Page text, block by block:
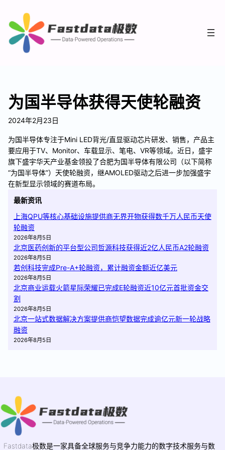
为国半导体获得天使轮融资
2024年2月23日
为国半导体专注于Mini LED背光/直显驱动芯片研发、销售，产品主
要应用于TV、Monitor、车载显示、笔电、VR等领域。近日，盛宇
旗下盛宇华天产业基金领投了合肥为国半导体有限公司（以下简称
“为国半导体”）天使轮融资，继AMOLED驱动之后进一步加强盛宇
在新型显示领域的赛道布局。
最新资讯
上海QPU等核心基础设施提供商无界开物获得数千万人民币天使
轮融资
2026年8月5日
北京医药创新的平台型公司哲源科技获得近2亿人民币A2轮融资
2026年8月5日
若创科技完成Pre-A+轮融资，累计融资金额近亿美元
2026年8月5日
北京商业运载火箭星际荣耀已完成E轮融资近10亿元首批资金交
割
2026年8月5日
北京一站式数据解决方案提供商恺望数据完成逾亿元新一轮战略
融资
2026年8月5日
Fastdata极数是一家具备全球服务与竞争力能力的数字技术服务与数